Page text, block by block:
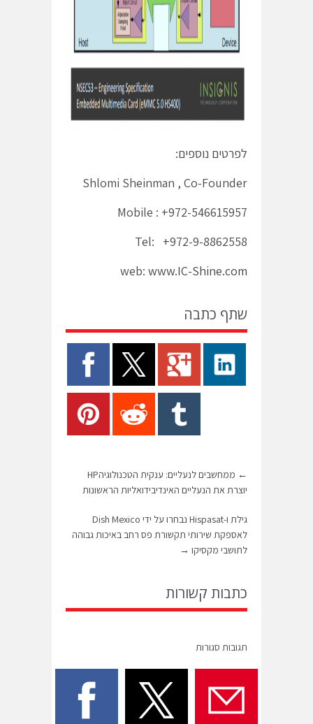
לפרטים נוספים:
Shlomi Sheinman , Co-Founder
Mobile : +972-546615957
Tel: +972-9-8862558
web: www.IC-Shine.com
שתף כתבה
←
ממחשבים לנעליים: ענקית הטכנולוגיהHP
יוצרת את הנעליים האינדיבידואליות הראשונות
גילת ו-Hispasat נבחרו על ידי Dish Mexico
לאספקת שירותי תקשורת פס רחב באיכות גבוהה
לתושבי מקסיקו →
כתבות קשורות
תגובות סגורות